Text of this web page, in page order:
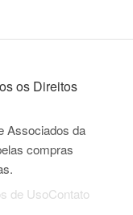
os Direitos
Associados da
compras
de UsoContato